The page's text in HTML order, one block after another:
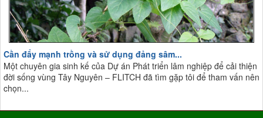
Cần đẩy mạnh trồng và sử dụng đảng sâm...
Một chuyên gia sinh kế của Dự án Phát triển lâm nghiệp để cải thiện
đời sống vùng Tây Nguyên – FLITCH đã tìm gặp tôi để tham vấn nên
chọn...